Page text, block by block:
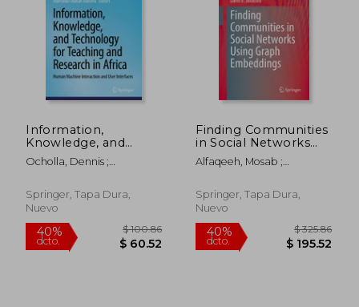
45%
dcto.
45%
dcto.
Information,
Knowledge, and
Technology for
Teaching and
Human Machine
Interaction and User
Ocholla, Dennis ;
Bosire ; Adesina, Aderonke
Olaitan
Springer, Tapa Dura,
Nuevo
Finding Communities
in Social Networks
Using Graph
Embeddings (en
Alfaqeeh, Mosab ;
Springer, Tapa Dura,
Nuevo